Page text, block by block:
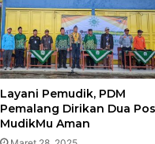
Layani Pemudik, PDM
Pemalang Dirikan Dua
MudikMu Aman